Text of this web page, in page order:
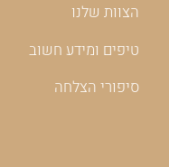
הצוות שלנו
טיפים ומידע חשוב
סיפורי הצלחה